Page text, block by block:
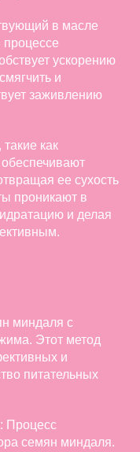
в масле
процессе
ускорению
и
заживлению
как
ее сухость
проникают в
и делая
миндаля с
Этот метод
и
питательных
: Процесс
семян миндаля.